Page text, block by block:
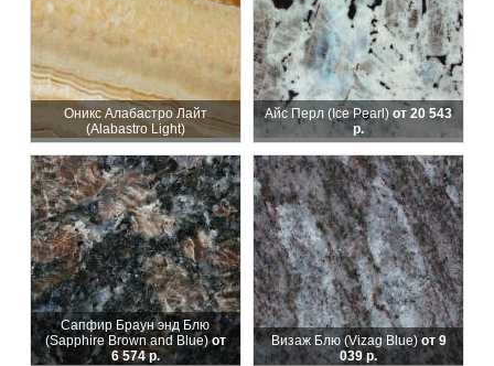
Оникс Алабастро Лайт
(Alabastro Light)
Айс Перл (Ice Pearl) от 20 543
р.
Сапфир Браун энд Блю
(Sapphire Brown and Blue)от
6 574 р.
Визаж Блю (Vizag Blue)от 9
039 р.